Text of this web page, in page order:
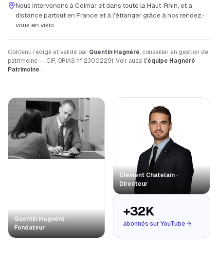
Nous intervenons à Colmaret dans toute la Haut-Rhin , et à
distance partout en France et à l’étranger grâce à nos rendez-
vous en visio.
Contenu rédigé et validé par Quentin Hagnéré, conseiller en gestion de
patrimoine — CIF, ORIAS n° 23002291. Voir aussi l’équipe Hagnéré
Patrimoine.
Quentin Hagnéré ·
Fondateur
Clément Chatelain ·
Directeur
+32K
abonnés sur YouTube